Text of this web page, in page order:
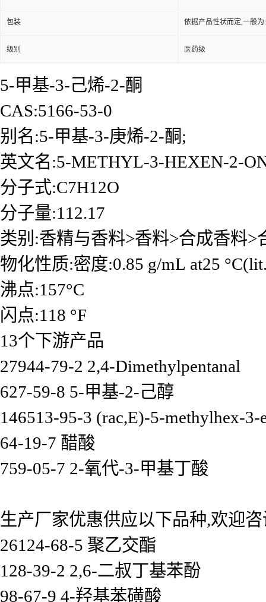
包装 依据产品性状而定,一般
级别 医药级
5-甲基-3-己烯-2-酮
CAS:5166-53-0
别名:5-甲基-3-庚烯-2-酮;
英文名:5-METHYL-3-HEXEN-2-
分子式:C7H12O
分子量:112.17
类别:香精与香料>香料>合成香料>
物化性质:密度:0.85 g/mL at25
沸点:157°C
闪点:118 °F
13个下游产品
27944-79-2 2,4-Dimethylpentanal
627-59-8 5-甲基-2-己醇
146513-95-3 (rac,E)-5-methylhex-3-
64-19-7 醋酸
759-05-7 2-氧代-3-甲基丁酸
生产厂家优惠供应以下品种,欢迎
26124-68-5 聚乙交酯
128-39-2 2,6-二叔丁基苯酚
98-67-9 4-羟基苯磺酸